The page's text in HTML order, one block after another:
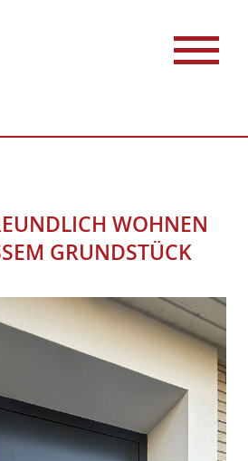
WOHNEN
GRUNDSTÜCK